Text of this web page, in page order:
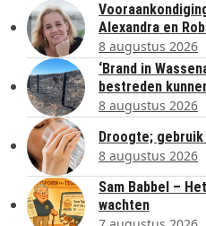
Alexandra en Rob
8 augustus 2026
‘Brand in
bestreden
8 augustus 2026
Droogte;
8 augustus 2026
Sam Babbel –
wachten